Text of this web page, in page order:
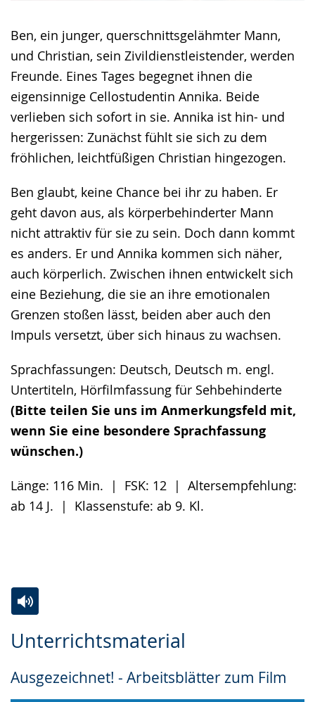
Ben, ein junger, querschnittsgelähmter Mann,
und Christian, sein Zivildienstleistender, werden
Freunde. Eines Tages begegnet ihnen die
eigensinnige Cellostudentin Annika. Beide
verlieben sich sofort in sie. Annika ist hin- und
hergerissen: Zunächst fühlt sie sich zu dem
fröhlichen, leichtfüßigen Christian hingezogen.
Ben glaubt, keine Chance bei ihr zu haben. Er
geht davon aus, als körperbehinderter Mann
nicht attraktiv für sie zu sein. Doch dann kommt
es anders. Er und Annika kommen sich näher,
auch körperlich. Zwischen ihnen entwickelt sich
eine Beziehung, die sie an ihre emotionalen
Grenzen stoßen lässt, beiden aber auch den
Impuls versetzt, über sich hinaus zu wachsen.
Sprachfassungen: Deutsch, Deutsch m. engl.
Untertiteln, Hörfilmfassung für Sehbehinderte
(Bitte teilen Sie uns im Anmerkungsfeld mit,
wenn Sie eine besondere Sprachfassung
wünschen.)
Länge: 116 Min. | FSK: 12 | Altersempfehlung:
ab 14 J. | Klassenstufe: ab 9. Kl.
Unterrichtsmaterial
Ausgezeichnet! - Arbeitsblätter zum Film
Leichten
wechseln.
Audio-
Video
Deutscher